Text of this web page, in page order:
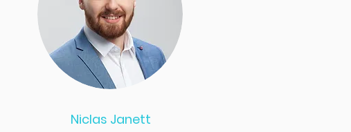
Niclas Janett